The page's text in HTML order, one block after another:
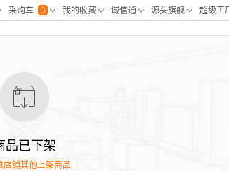
品已下架
店铺其他上架商品